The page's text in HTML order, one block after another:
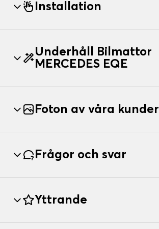
Installation
Underhåll Bilmattor
MERCEDES EQE
Foton av våra kunder
Frågor och svar
Yttrande